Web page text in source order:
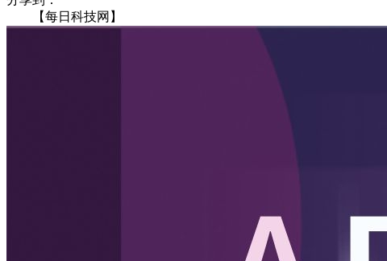
【每日科技网】